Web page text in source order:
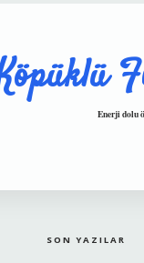
Enerji dolu
SON YAZILAR